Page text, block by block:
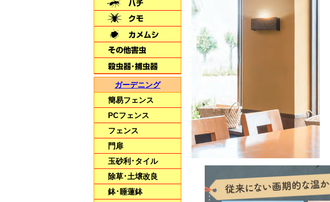
毎日出るゴミは
燃やしてスッキリ♪
【家庭用焼却炉
山水籠】
ガーデニング
簡易フェンス
PCフェンス
フェンス
門扉
玉砂利･タイル
除草･土壌改良
鉢･睡蓮鉢